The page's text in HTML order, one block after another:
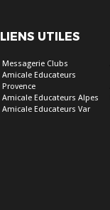
LIENS UTILES
Messagerie Clubs
Amicale Educateurs
Provence
Amicale Educateurs Alpes
Amicale Educateurs Var